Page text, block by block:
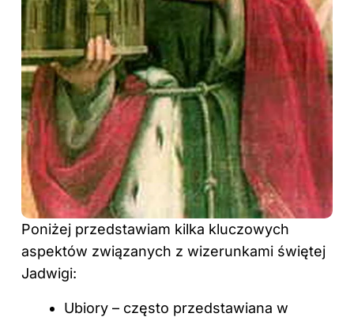
Poniżej przedstawiam kilka kluczowych
aspektów związanych z wizerunkami świętej
Jadwigi:
Ubiory – często przedstawiana w